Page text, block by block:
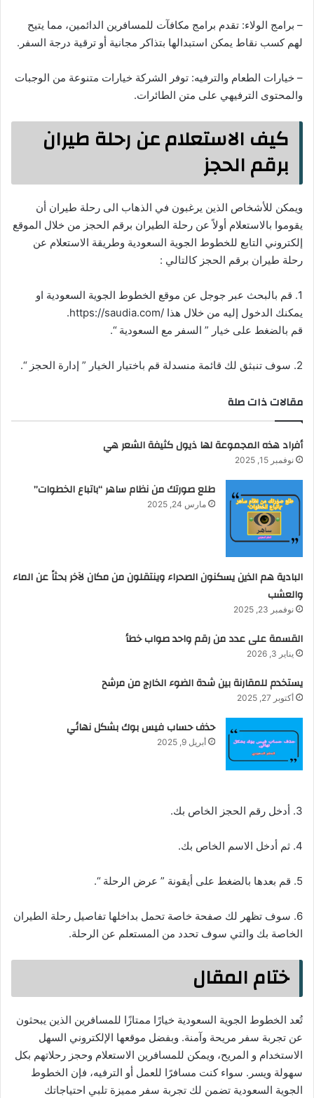
– برامج الولاء: تقدم برامج مكافآت للمسافرين الدائمين، مما يتيح
لهم كسب نقاط يمكن استبدالها بتذاكر مجانية أو ترقية درجة السفر.
– خيارات الطعام والترفيه: توفر الشركة خيارات متنوعة من الوجبات
والمحتوى الترفيهي على متن الطائرات.
كيف الاستعلام عن رحلة طيران
برقم الحجز
ويمكن للأشخاص الذين يرغبون في الذهاب الى رحلة طيران أن
يقوموا بالاستعلام أولاً عن رحلة الطيران برقم الحجز من خلال الموقع
إلكتروني التابع للخطوط الجوية السعودية وطريقة الاستعلام عن
رحلة طيران برقم الحجز كالتالي :
1. قم بالبحث عبر جوجل عن موقع الخطوط الجوية السعودية او
يمكنك الدخول إليه من خلال هذا /https://saudia.com.
قم بالضغط على خيار ” السفر مع السعودية “.
2. سوف تنبثق لك قائمة منسدلة قم باختيار الخيار ” إدارة الحجز “.
مقالات ذات صلة
أفراد هذه المجموعة لها ذيول كثيفة الشعر هي
نوفمبر 15, 2025
طلع صورتك من نظام ساهر “باتباع الخطوات”
مارس 24, 2025
البادية هم الذين يسكنون الصحراء وينتقلون من مكان لآخر بحثاً عن الماء
والعشب
نوفمبر 23, 2025
القسمة على عدد من رقم واحد صواب خطأ
يناير 3, 2026
يستخدم للمقارنة بين شدة الضوء الخارج من مرشح
أكتوبر 27, 2025
حذف حساب فيس بوك بشكل نهائي
أبريل 9, 2025
3. أدخل رقم الحجز الخاص بك.
4. ثم أدخل الاسم الخاص بك.
5. قم بعدها بالضغط على أيقونة ” عرض الرحلة “.
6. سوف تظهر لك صفحة خاصة تحمل بداخلها تفاصيل رحلة الطيران
الخاصة بك والتي سوف تحدد من المستعلم عن الرحلة.
ختام المقال
تُعد الخطوط الجوية السعودية خيارًا ممتازًا للمسافرين الذين يبحثون
عن تجربة سفر مريحة وآمنة. وبفضل موقعها الإلكتروني السهل
الاستخدام و المريح، ويمكن للمسافرين الاستعلام وحجز رحلاتهم بكل
سهولة ويسر. سواء كنت مسافرًا للعمل أو الترفيه، فإن الخطوط
الجوية السعودية تضمن لك تجربة سفر مميزة تلبي احتياجاتك